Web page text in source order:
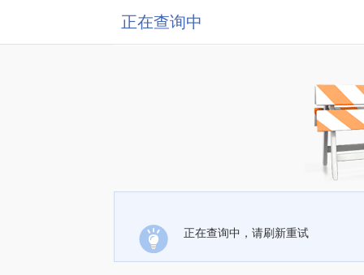
正在查询中
正在查询中，请刷新重试